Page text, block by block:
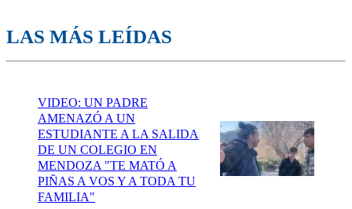
LAS MÁS LEÍDAS
VIDEO: UN PADRE
AMENAZÓ A UN
ESTUDIANTE A LA SALIDA
DE UN COLEGIO EN
MENDOZA "TE MATÓ A
PIÑAS A VOS Y A TODA TU
FAMILIA"